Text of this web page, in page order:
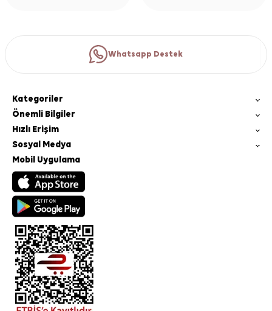
Whatsapp Destek
Kategoriler
Önemli Bilgiler
Hızlı Erişim
Sosyal Medya
Mobil Uygulama